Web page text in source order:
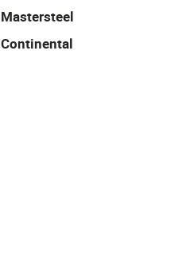
Mastersteel
Continental